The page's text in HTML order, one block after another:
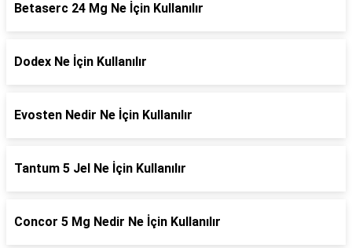
Betaserc 24 Mg Ne İçin Kullanılır
Dodex Ne İçin Kullanılır
Evosten Nedir Ne İçin Kullanılır
Tantum 5 Jel Ne İçin Kullanılır
Concor 5 Mg Nedir Ne İçin Kullanılır